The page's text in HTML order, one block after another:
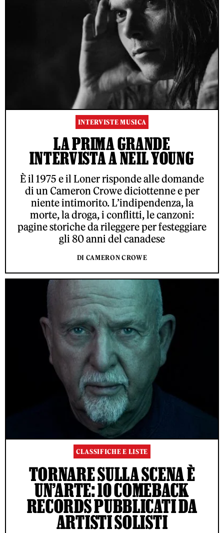
INTERVISTE MUSICA
LA PRIMA GRANDE
INTERVISTA A NEIL YOUNG
È il 1975 e il Loner risponde alle domande
di un Cameron Crowe diciottenne e per
niente intimorito. L’indipendenza, la
morte, la droga, i conflitti, le canzoni:
pagine storiche da rileggere per festeggiare
gli 80 anni del canadese
DI CAMERON CROWE
CLASSIFICHE E LISTE
TORNARE SULLA SCENA È
UN’ARTE: 10 COMEBACK
RECORDS PUBBLICATI DA
ARTISTI SOLISTI